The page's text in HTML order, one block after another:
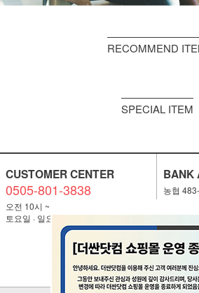
RECOMMEND
SPECIAL ITEM
CUSTOMER CENTER
0505-801-3838
오전 10시 ~ 오후 5시
토요일 · 일요일 휴무
고객센터
연결하기
BANK
농협